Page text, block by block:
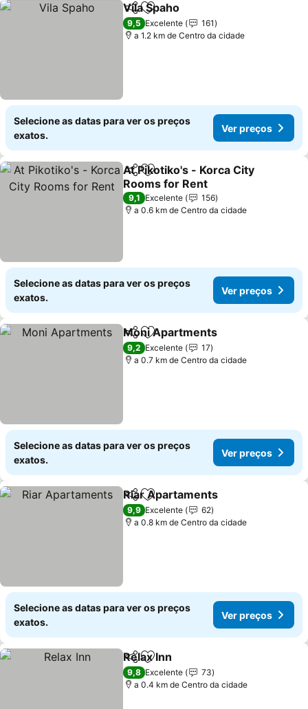
PartilharAdicionar aos favoritos
Vila Spaho
9,5 Excelente
161
a 1.2 km de Centro da cidade
Selecione as datas para ver os preços
exatos.
Ver preços
PartilharAdicionar aos favoritos
At Pikotiko's - Korca City
Rooms for Rent
Ver preços
9,1 Excelente
156
a 0.6 km de Centro da cidade
Selecione as datas para ver os preços
exatos.
Ver preços
PartilharAdicionar aos favoritos
Moni Apartments
9,2 Excelente
17
a 0.7 km de Centro da cidade
Selecione as datas para ver os preços
exatos.
Ver preços
PartilharAdicionar aos favoritos
Riar Apartaments
9,9 Excelente
62
a 0.8 km de Centro da cidade
Selecione as datas para ver os preços
exatos.
Ver preços
PartilharAdicionar aos favoritos
Relax Inn
9,8 Excelente
73
a 0.4 km de Centro da cidade